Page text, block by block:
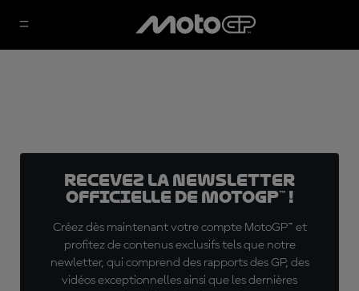
Recevez la Newsletter
officielle de MotoGP™ !
Créez dès maintenant votre compte MotoGP™ et
profitez de contenus exclusifs tels que notre
newletter, qui comprend des rapports des GP, des
vidéos exceptionnelles ainsi que les dernières